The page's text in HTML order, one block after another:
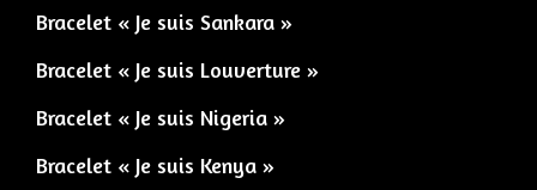
Bracelet « Je suis Sankara »
Bracelet « Je suis Louverture »
Bracelet « Je suis Nigeria »
Bracelet « Je suis Kenya »